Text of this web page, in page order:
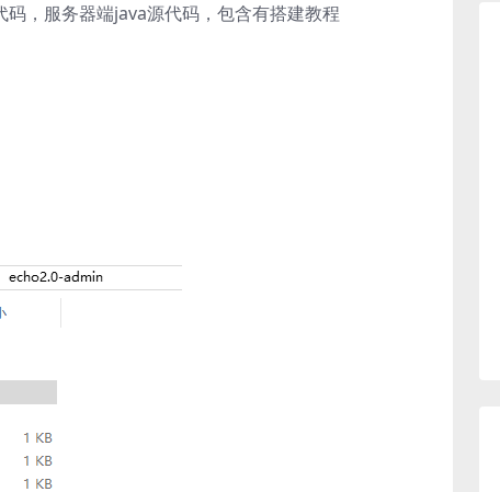
，服务器端java源代码，包含有搭建教程